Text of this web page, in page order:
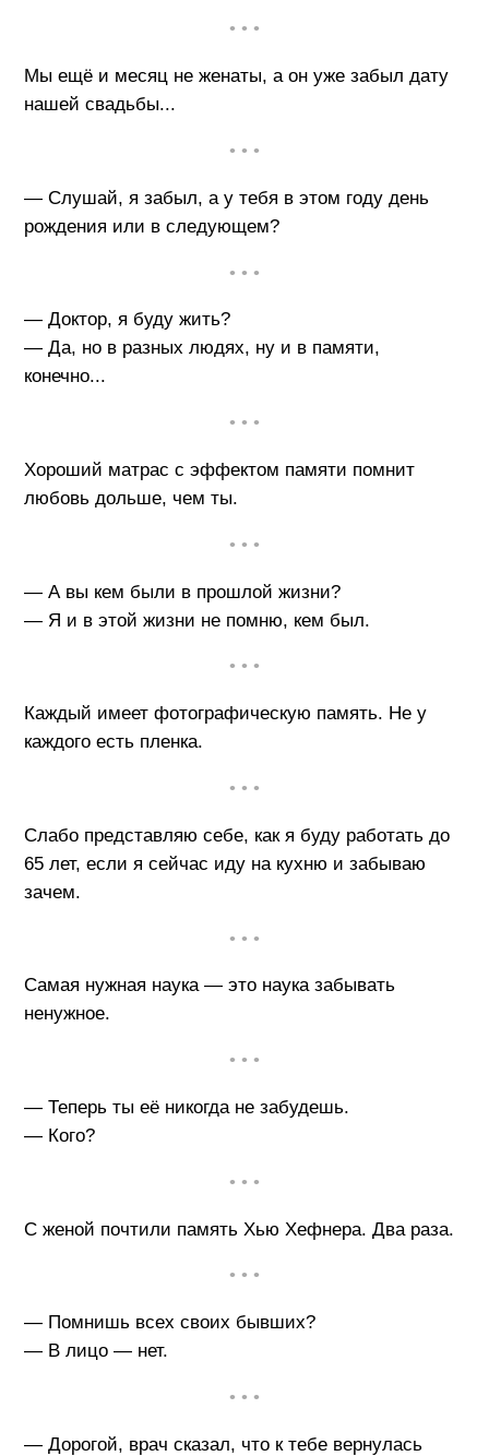
• • •
Мы ещё и месяц не женаты, а он уже забыл дату
нашей свадьбы...
• • •
— Слушай, я забыл, а у тебя в этом году день
рождения или в следующем?
• • •
— Доктор, я буду жить?
— Да, но в разных людях, ну и в памяти,
конечно...
• • •
Хороший матрас с эффектом памяти помнит
любовь дольше, чем ты.
• • •
— А вы кем были в прошлой жизни?
— Я и в этой жизни не помню, кем был.
• • •
Каждый имеет фотографическую память. Не у
каждого есть пленка.
• • •
Слабо представляю себе, как я буду работать до
65 лет, если я сейчас иду на кухню и забываю
зачем.
• • •
Самая нужная наука — это наука забывать
ненужное.
• • •
— Теперь ты её никогда не забудешь.
— Кого?
• • •
С женой почтили память Хью Хефнера. Два раза.
• • •
— Помнишь всех своих бывших?
— В лицо — нет.
• • •
— Дорогой, врач сказал, что к тебе вернулась